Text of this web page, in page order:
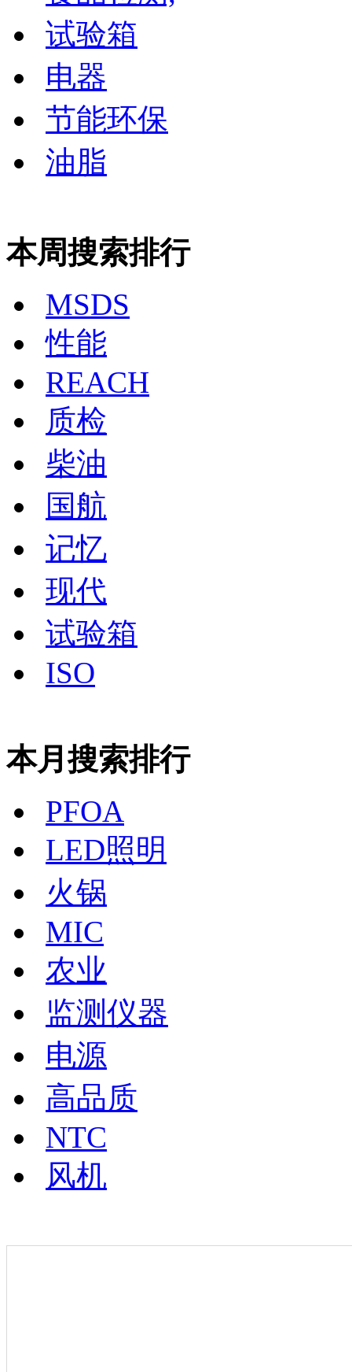
试验箱
电器
节能环保
油脂
本周搜索排行
MSDS
性能
REACH
质检
柴油
国航
记忆
现代
试验箱
ISO
本月搜索排行
PFOA
LED照明
火锅
MIC
农业
监测仪器
电源
高品质
NTC
风机